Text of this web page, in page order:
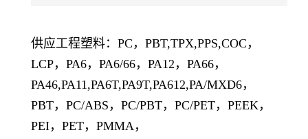
供应工程塑料：PC，PBT,TPX,PPS,COC，
LCP，PA6，PA6/66，PA12，PA66，
PA46,PA11,PA6T,PA9T,PA612,PA/MXD6，
PBT，PC/ABS，PC/PBT，PC/PET，PEEK，
PEI，PET，PMMA，